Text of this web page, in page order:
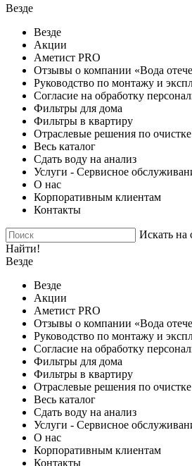
Везде
Везде
Акции
Аметист PRO
Отзывы о компании «Вода
Руководство по монтажу и
Согласие на обработку
Фильтры для дома
Фильтры в квартиру
Отраслевые решения по
Весь каталог
Сдать воду на анализ
Услуги - Сервисное
О нас
Корпоративным клиентам
Контакты
Искать на
Найти!
Везде
Везде
Акции
Аметист PRO
Отзывы о компании «Вода
Руководство по монтажу и
Согласие на обработку
Фильтры для дома
Фильтры в квартиру
Отраслевые решения по
Весь каталог
Сдать воду на анализ
Услуги - Сервисное
О нас
Корпоративным клиентам
Контакты